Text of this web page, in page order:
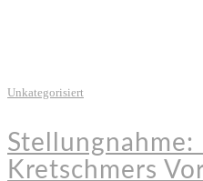
Unkategorisiert
Stellungnahme:
Kretschmers